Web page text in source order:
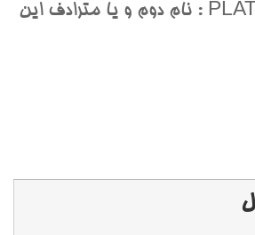
PLATINUM SILVER : نام دوم و يا مترادف اين